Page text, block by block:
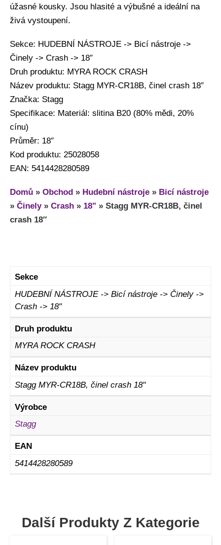
úžasné kousky. Jsou hlasité a výbušné a ideální na
živá vystoupení.
Sekce: HUDEBNÍ NÁSTROJE -> Bicí nástroje ->
Činely -> Crash -> 18″
Druh produktu: MYRA ROCK CRASH
Název produktu: Stagg MYR-CR18B, činel crash 18″
Značka: Stagg
Specifikace: Materiál: slitina B20 (80% mědi, 20%
cínu)
Průměr: 18″
Kod produktu: 25028058
EAN: 5414428280589
Domů » Obchod » Hudební nástroje » Bicí nástroje
» Činely» Crash » 18" » Stagg MYR-CR18B, činel
crash 18″
Sekce
HUDEBNÍ NÁSTROJE -> Bicí nástroje -> Činely ->
Crash -> 18"
Druh produktu
MYRA ROCK CRASH
Název produktu
Stagg MYR-CR18B, činel crash 18"
Výrobce
Stagg
EAN
5414428280589
Další Produkty Z Kategorie